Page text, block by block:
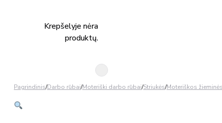
Krepšelyje nėra
produktų.
Pagrindinis/Darbo rūbai/Moteriški darbo rūbai/Striukės/Moteriškos